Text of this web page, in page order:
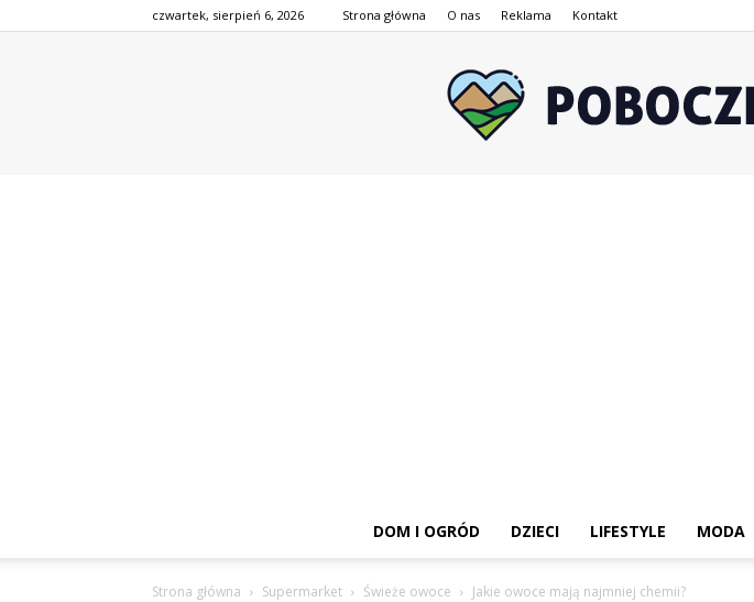
czwartek, sierpień 6, 2026 Strona główna O nas Reklama Kontakt
DOM I OGRÓD DZIECI LIFESTYLE MODA
Strona główna Supermarket Świeże owoce Jakie owoce mają najmniej chemii?